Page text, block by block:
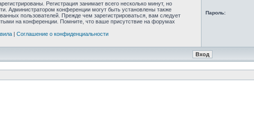
Регистрация занимает всего несколько минут, но
Администратором конференции могут быть установлены также
пользователей. Прежде чем зарегистрироваться, вам следует
на конференции. Помните, что ваше присутствие на форумах
| Соглашение о конфиденциальности
Пароль: